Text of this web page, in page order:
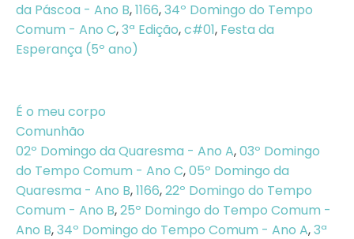
da Páscoa - Ano B,1166,34º Domingo do Tempo
Comum - Ano C,3ª Edição,c#01, Festa da
Esperança (5º ano)
É o meu corpo
Comunhão
02º Domingo da Quaresma - Ano A,03º Domingo
do Tempo Comum - Ano C,05º Domingo da
Quaresma - Ano B,1166,22º Domingo do Tempo
Comum - Ano B,25º Domingo do Tempo Comum -
Ano B,34º Domingo do Tempo Comum - Ano A,3ª